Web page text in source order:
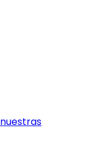
nuestras